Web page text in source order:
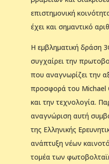
επιστημονική
έχει και σημαντικό
Η εμβληματική δράση
συγχαίρει την
που αναγνωρίζει την
προσφορά του Michael
και την τεχνολογία.
αναγνώριση αυτή
της Ελληνικής
ανάπτυξη νέων
τομέα των